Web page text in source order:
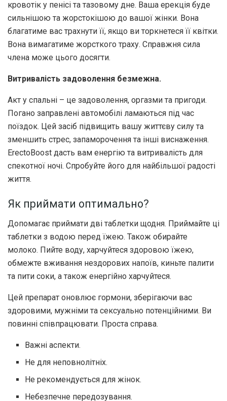
кровотік у пенісі та тазовому дне. Ваша ерекція буде
сильнішою та жорстокішою до вашої жінки. Вона
благатиме вас трахнути її, якщо ви торкнетеся її квітки.
Вона вимагатиме жорсткого траху. Справжня сила
члена може цього досягти.
Витривалість задоволення безмежна.
Акт у спальні – це задоволення, оргазми та пригоди.
Погано заправлені автомобілі ламаються під час
поїздок. Цей засіб підвищить вашу життєву силу та
зменшить стрес, запаморочення та інші виснаження.
ErectoBoost дасть вам енергію та витривалість для
спекотної ночі. Спробуйте його для найбільшої радості
життя.
Як приймати оптимально?
Допомагає приймати дві таблетки щодня. Приймайте ці
таблетки з водою перед їжею. Також обирайте
молоко. Пийте воду, харчуйтеся здоровою їжею,
обмежте вживання нездорових напоїв, киньте палити
та пити соки, а також енергійно харчуйтеся.
Цей препарат оновлює гормони, зберігаючи вас
здоровими, мужніми та сексуально потенційними. Ви
повинні співпрацювати. Проста справа.
Важні аспекти.
Не для неповнолітніх.
Не рекомендується для жінок.
Небезпечне передозування.